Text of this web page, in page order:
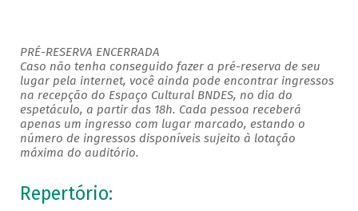
PRÉ-RESERVA ENCERRADA
Caso não tenha conseguido fazer a pré-reserva de seu
lugar pela internet, você ainda pode encontrar ingressos
na recepção do Espaço Cultural BNDES, no dia do
espetáculo, a partir das 18h. Cada pessoa receberá
apenas um ingresso com lugar marcado, estando o
número de ingressos disponíveis sujeito à lotação
máxima do auditório.
Repertório: